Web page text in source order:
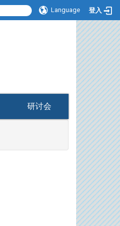
Language 登入
研讨会